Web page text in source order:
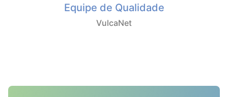
Equipe de Qualidade
VulcaNet